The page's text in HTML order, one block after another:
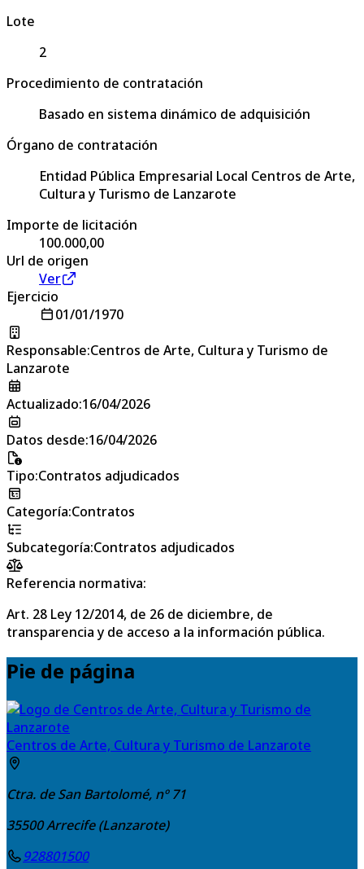
Lote
2
Procedimiento de contratación
Basado en sistema dinámico de adquisición
Órgano de contratación
Entidad Pública Empresarial Local Centros de Arte,
Cultura y Turismo de Lanzarote
Importe de licitación
100.000,00
Url de origen
Ver
Ejercicio
01/01/1970
Responsable:Centros de Arte, Cultura y Turismo de
Lanzarote
Actualizado:16/04/2026
Datos desde:16/04/2026
Tipo:Contratos adjudicados
Categoría:Contratos
Subcategoría:Contratos adjudicados
Referencia normativa:
Art. 28 Ley 12/2014, de 26 de diciembre, de
transparencia y de acceso a la información pública.
Pie de página
Centros de Arte, Cultura y Turismo de Lanzarote
Ctra. de San Bartolomé, nº 71
35500Arrecife (Lanzarote)
928801500